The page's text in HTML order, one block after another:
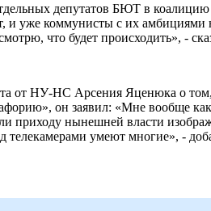
депутатов БЮТ в коалицию
и уже коммунисты с их
что будет происходить», -
от НУ-НС Арсения Яценюка о
он заявил: «Мне вообще
приходу нынешней власти
умеют многие», -